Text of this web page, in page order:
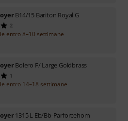
B14/15 Bariton Royal G
2
entro 8–10 settimane
Bolero F/ Large Goldbrass
1
entro 14–18 settimane
1315 L Eb/Bb-Parforcehorn